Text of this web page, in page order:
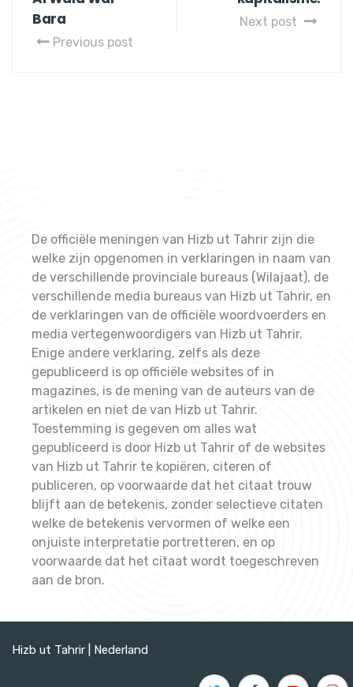
Bara
Previous post
Next post
De officiële meningen van Hizb ut Tahrir zijn die
welke zijn opgenomen in verklaringen in naam van
de verschillende provinciale bureaus (Wilajaat), de
verschillende media bureaus van Hizb ut Tahrir, en
de verklaringen van de officiële woordvoerders en
media vertegenwoordigers van Hizb ut Tahrir.
Enige andere verklaring, zelfs als deze
gepubliceerd is op officiële websites of in
magazines, is de mening van de auteurs van de
artikelen en niet de van Hizb ut Tahrir.
Toestemming is gegeven om alles wat
gepubliceerd is door Hizb ut Tahrir of de websites
van Hizb ut Tahrir te kopiëren, citeren of
publiceren, op voorwaarde dat het citaat trouw
blijft aan de betekenis, zonder selectieve citaten
welke de betekenis vervormen of welke een
onjuiste interpretatie portretteren, en op
voorwaarde dat het citaat wordt toegeschreven
aan de bron.
Hizb ut Tahrir | Nederland